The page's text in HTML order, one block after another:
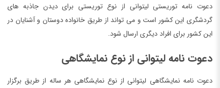
دعوت نامه توریستی لیتوانی از نوع توریستی برای دیدن جاذبه های
گردشگری این کشور است و می ‌تواند از طریق خانواده دوستان و آشنایان در
این کشور برای افراد دیگری ارسال شود.
دعوت نامه لیتوانی از نوع نمایشگاهی
دعوت نامه نمایشگاهی لیتوانی از نوع نمایشگاهی هر ساله از طریق برگزار